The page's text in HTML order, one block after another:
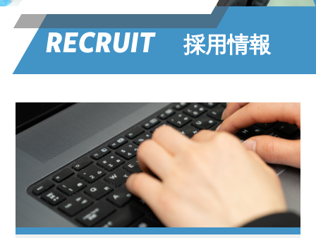
RECRUIT 採用情報